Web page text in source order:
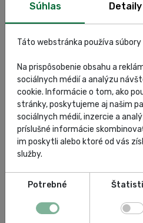
LA PADANA – Séria
Zobraziť
Súhlas Detaily
Táto webstránka používa súbory
Na prispôsobenie obsahu a
sociálnych médií a analýzu
cookie. Informácie o tom, ako
stránky, poskytujeme aj našim
sociálnych médií, inzercie a
príslušné informácie
im poskytli alebo ktoré od vás
služby.
Potrebné